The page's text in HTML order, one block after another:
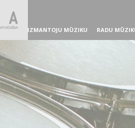
IZMANTOJU MŪZIKU RADU